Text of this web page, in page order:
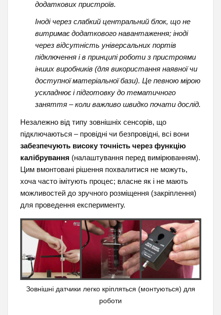
додаткових пристроїв.
Іноді через слабкий центральний блок, що не
витримає додаткового навантаження; іноді
через відсутність універсальних портів
підключення і в принципі роботи з пристроями
інших виробників (для використання наявної чи
доступної матеріальної бази). Це певною мірою
ускладнює і підготовку до тематичного
заняття – коли важливо швидко почати дослід.
Незалежно від типу зовнішніх сенсорів, що
підключаються – провідні чи безпровідні, всі вони
забезпечують високу точність через функцію
калібрування (налаштування перед вимірюванням).
Цим вмонтовані рішення похвалитися не можуть,
хоча часто імітують процес; власне як і не мають
можливостей до зручного розміщення (закріплення)
для проведення експерименту.
Зовнішні датчики легко кріпляться (монтуються) для
роботи